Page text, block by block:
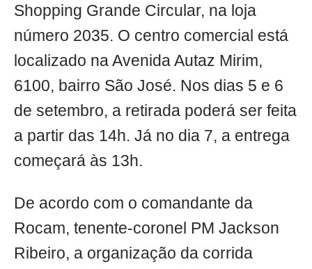
Shopping Grande Circular, na loja
número 2035. O centro comercial está
localizado na Avenida Autaz Mirim,
6100, bairro São José. Nos dias 5 e 6
de setembro, a retirada poderá ser feita
a partir das 14h. Já no dia 7, a entrega
começará às 13h.
De acordo com o comandante da
Rocam, tenente-coronel PM Jackson
Ribeiro, a organização da corrida